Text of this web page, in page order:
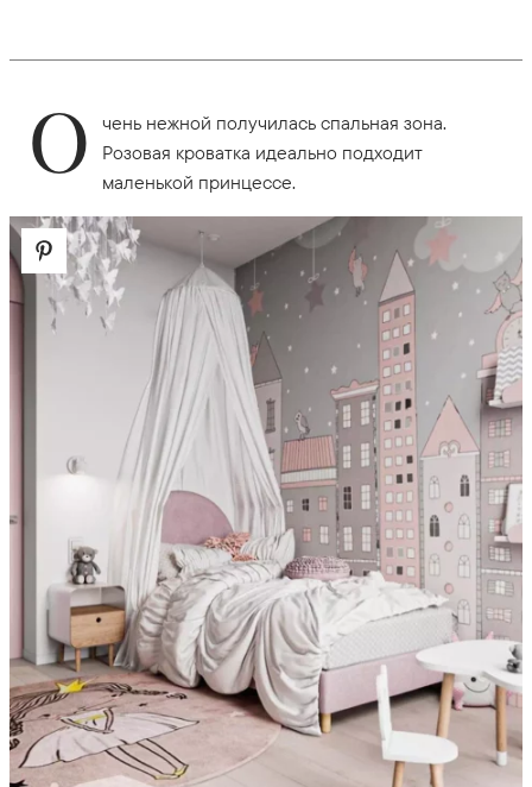
О
чень нежной получилась спальная зона.
Розовая кроватка идеально подходит
маленькой принцессе.